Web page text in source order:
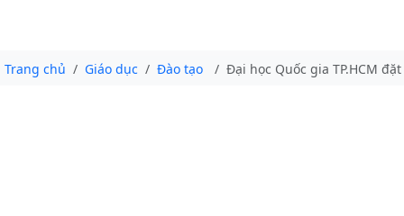
Trang chủ Giáo dục Đào tạo Đại học Quốc gia TP.HCM